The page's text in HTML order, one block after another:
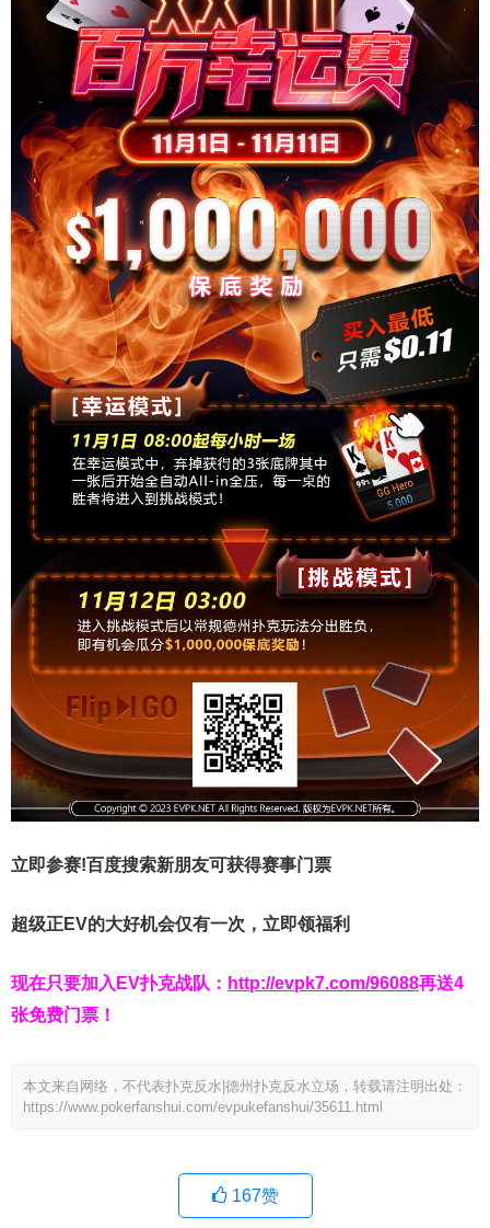
立即参赛!百度搜索新朋友可获得赛事门票
超级正EV的大好机会仅有一次，立即领福利
现在只要加入EV扑克战队： http://evpk7.com/96088再送4
张免费门票！
本文来自网络，不代表扑克反水|德州扑克反水立场，转载请注明出处：
https://www.pokerfanshui.com/evpukefanshui/35611.html
167赞